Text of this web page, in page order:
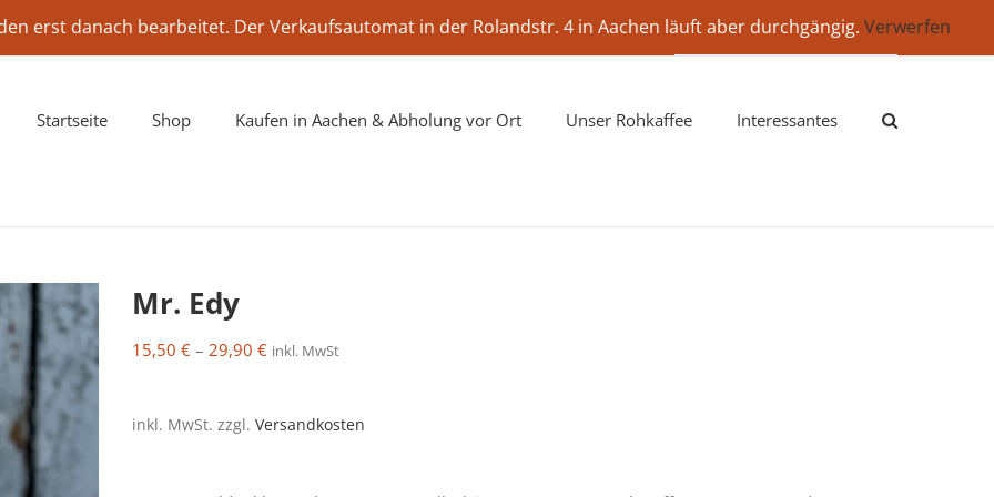
erst danach bearbeitet. Der Verkaufsautomat in der Rolandstr. 4 in Aachen läuft aber durchgängig. Verwerfen
Mein Benutzerkonto WARENKORB
Startseite Shop Kaufen in Aachen & Abholung vor Ort Unser Rohkaffee Interessantes
Mr. Edy
15,50 € – 29,90 € inkl. MwSt
inkl. MwSt. zzgl. Versandkosten